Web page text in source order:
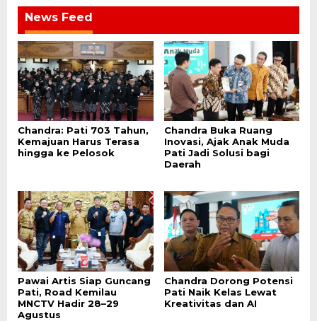
News Feed
Chandra: Pati 703 Tahun,
Kemajuan Harus Terasa
hingga ke Pelosok
Chandra Buka Ruang
Inovasi, Ajak Anak Muda
Pati Jadi Solusi bagi
Daerah
Pawai Artis Siap Guncang
Pati, Road Kemilau
MNCTV Hadir 28–29
Agustus
Chandra Dorong Potensi
Pati Naik Kelas Lewat
Kreativitas dan AI